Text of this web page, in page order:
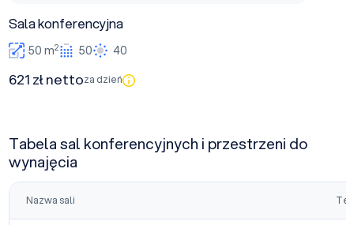
Sala konferencyjna
50 m2 50 40
621 zł nettoza dzień
Tabela sal konferencyjnych i przestrzeni do
wynajęcia
Nazwa sali